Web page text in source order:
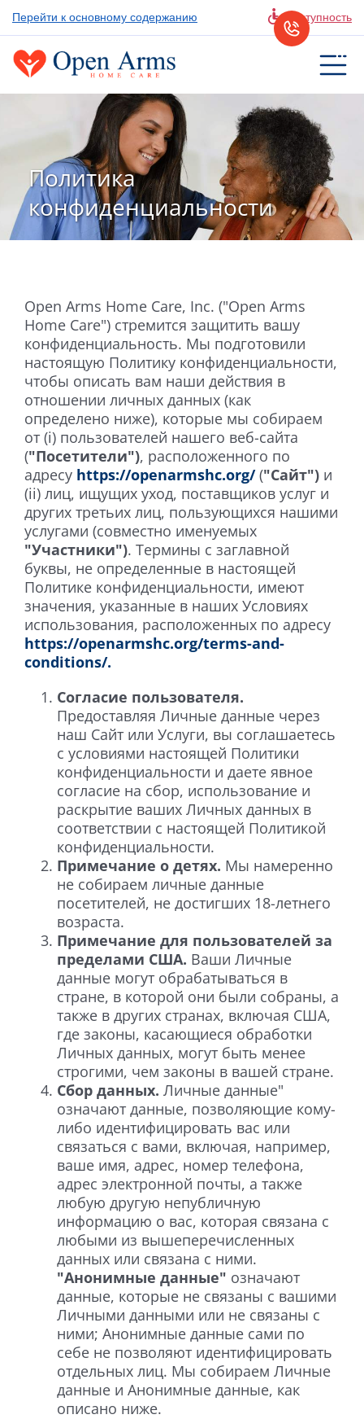
Перейти к основному содержанию Доступность
Политика
конфиденциальности
Open Arms Home Care, Inc. ("Open Arms
Home Care") стремится защитить вашу
конфиденциальность. Мы подготовили
настоящую Политику конфиденциальности,
чтобы описать вам наши действия в
отношении личных данных (как
определено ниже), которые мы собираем
от (i) пользователей нашего веб-сайта
("Посетители"), расположенного по
адресу https://openarmshc.org/("Сайт")и
(ii) лиц, ищущих уход, поставщиков услуг и
других третьих лиц, пользующихся нашими
услугами (совместно именуемых
"Участники"). Термины с заглавной
буквы, не определенные в настоящей
Политике конфиденциальности, имеют
значения, указанные в наших Условиях
использования, расположенных по адресу
https://openarmshc.org/terms-and-
conditions/.
Согласие пользователя.
Предоставляя Личные данные через
наш Сайт или Услуги, вы соглашаетесь
с условиями настоящей Политики
конфиденциальности и даете явное
согласие на сбор, использование и
раскрытие ваших Личных данных в
соответствии с настоящей Политикой
конфиденциальности.
Примечание о детях. Мы намеренно
не собираем личные данные
посетителей, не достигших 18-летнего
возраста.
Примечание для пользователей за
пределами США. Ваши Личные
данные могут обрабатываться в
стране, в которой они были собраны, а
также в других странах, включая США,
где законы, касающиеся обработки
Личных данных, могут быть менее
строгими, чем законы в вашей стране.
Сбор данных. Личные данные"
означают данные, позволяющие кому-
либо идентифицировать вас или
связаться с вами, включая, например,
ваше имя, адрес, номер телефона,
адрес электронной почты, а также
любую другую непубличную
информацию о вас, которая связана с
любыми из вышеперечисленных
данных или связана с ними.
"Анонимные данные" означают
данные, которые не связаны с вашими
Личными данными или не связаны с
ними; Анонимные данные сами по
себе не позволяют идентифицировать
отдельных лиц. Мы собираем Личные
данные и Анонимные данные, как
описано ниже.